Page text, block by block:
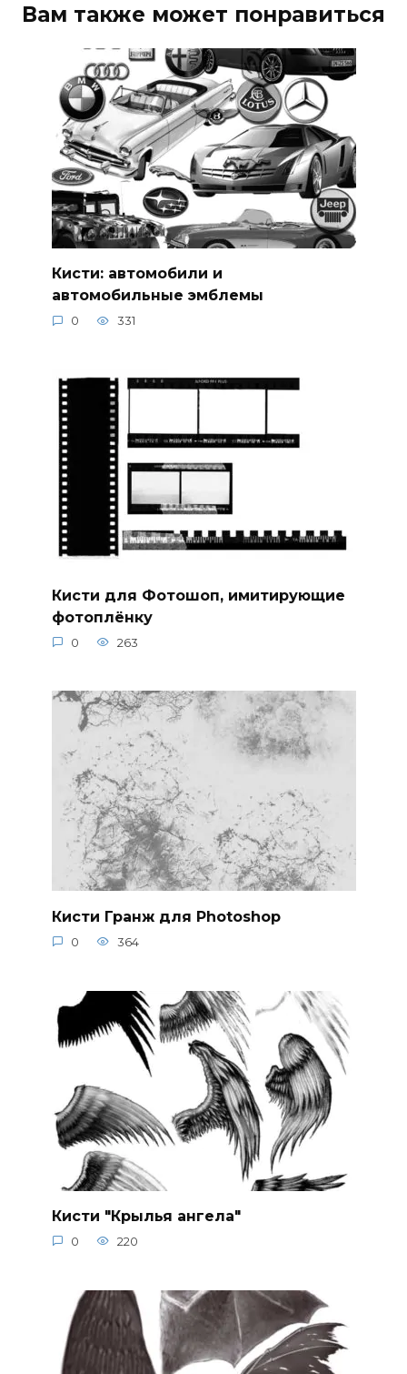
Вам также может понравиться
Кисти: автомобили и
автомобильные эмблемы
0 331
Кисти для Фотошоп, имитирующие
фотоплёнку
0 263
Кисти Гранж для Photoshop
0 364
Кисти "Крылья ангела"
0 220